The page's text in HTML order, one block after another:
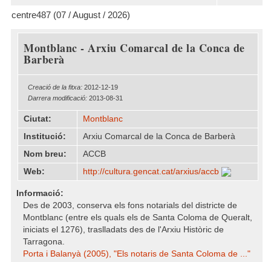
centre487 (07 / August / 2026)
Montblanc - Arxiu Comarcal de la Conca de
Barberà
Creació de la fitxa: 2012-12-19
Darrera modificació: 2013-08-31
Ciutat:
Montblanc
Institució:
Arxiu Comarcal de la Conca de Barberà
Nom breu:
ACCB
Web:
http:/​/​cultura.gencat.cat/​arxius/​accb
Informació:
Des de 2003, conserva els fons notarials del districte de
Montblanc (entre els quals els de Santa Coloma de Queralt,
iniciats el 1276), traslladats des de l'Arxiu Històric de
Tarragona.
Porta i Balanyà (2005), "Els notaris de Santa Coloma de ..."